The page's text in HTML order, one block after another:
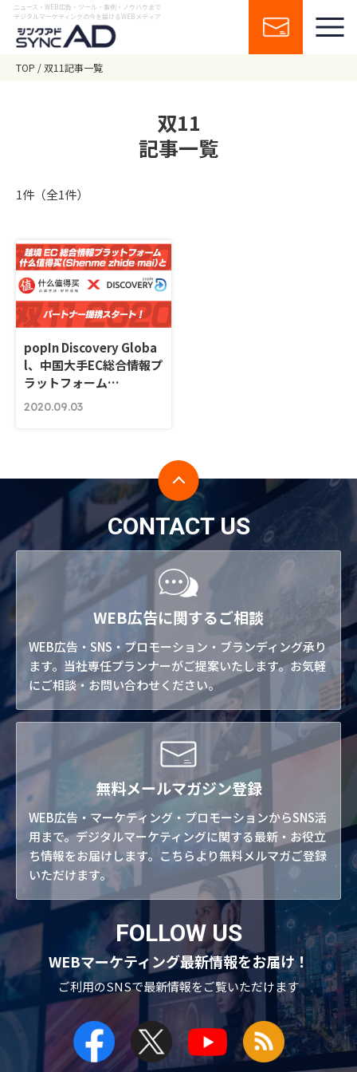
ニュース・WEB広告・ツール・事例・ノウハウまで
デジタルマーケティングの今を届けるWEBメディア
TOP 双11記事一覧
双11
記事一覧
1件（全1件）
popIn Discovery Globa
l、中国大手EC総合情報プ
ラットフォーム…
2020.09.03
CONTACT US
WEB広告に関するご相談
WEB広告・SNS・プロモーション・ブランディング承り
ます。当社専任プランナーがご提案いたします。お気軽
にご相談・お問い合わせください。
無料メールマガジン登録
WEB広告・マーケティング・プロモーションからSNS活
用まで。デジタルマーケティングに関する最新・お役立
ち情報をお届けします。こちらより無料メルマガご登録
いただけます。
FOLLOW US
WEBマーケティング最新情報をお届け！
ご利用のSNSで最新情報をご覧いただけます